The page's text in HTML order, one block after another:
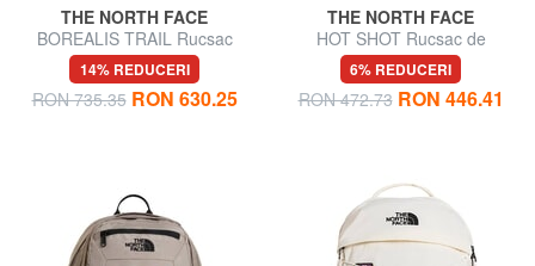
THE NORTH FACE
BOREALIS TRAIL Rucsac
pentru laptop de 16"
14% REDUCERI
RON 735.35 RON 630.25
THE NORTH FACE
HOT SHOT Rucsac de
călătorie
6% REDUCERI
RON 472.73 RON 446.41